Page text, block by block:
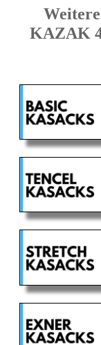
KAZAK